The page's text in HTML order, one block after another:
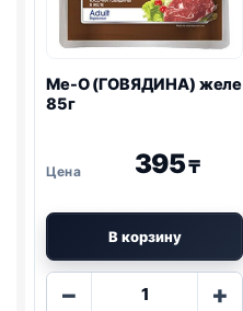
Me-O (ГОВЯДИНА) желе
85г
395₸
В корзину
−
Количество
+